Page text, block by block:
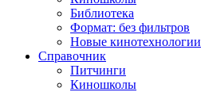
Библиотека
Формат: без фильтров
Новые кинотехнологии
Справочник
Питчинги
Киношколы